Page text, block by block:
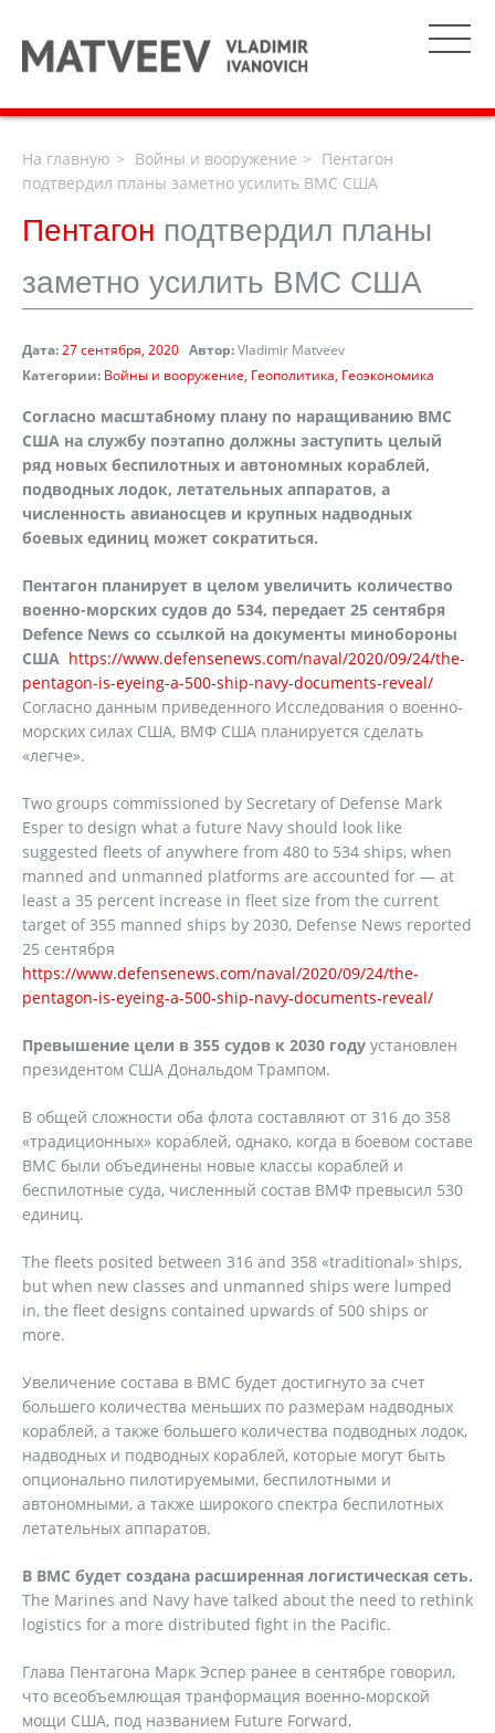
На главную Войны и вооружение
Пентагон
подтвердил планы заметно усилить ВМС США
Пентагон подтвердил планы
заметно усилить ВМС США
Дата:27 сентября, 2020 Автор:Vladimir Matveev
Категории: Войны и вооружение Геополитика Геоэкономика
Согласно масштабному плану по наращиванию ВМС
США на службу поэтапно должны заступить целый
ряд новых беспилотных и автономных кораблей,
подводных лодок, летательных аппаратов, а
численность авианосцев и крупных надводных
боевых единиц может сократиться.
Пентагон планирует в целом увеличить количество
военно-морских судов до 534, передает 25 сентября
Defence News со ссылкой на документы минобороны
США https://www.defensenews.com/naval/2020/09/24/the-
pentagon-is-eyeing-a-500-ship-navy-documents-reveal/
Согласно данным приведенного Исследования о военно-
морских силах США, ВМФ США планируется сделать
«легче».
Two groups commissioned by Secretary of Defense Mark
Esper to design what a future Navy should look like
suggested fleets of anywhere from 480 to 534 ships, when
manned and unmanned platforms are accounted for — at
least a 35 percent increase in fleet size from the current
target of 355 manned ships by 2030, Defense News reported
25 сентября
https://www.defensenews.com/naval/2020/09/24/the-
pentagon-is-eyeing-a-500-ship-navy-documents-reveal/
Превышение цели в 355 судов к 2030 году установлен
президентом США Дональдом Трампом.
В общей сложности оба флота составляют от 316 до 358
«традиционных» кораблей, однако, когда в боевом составе
ВМС были объединены новые классы кораблей и
беспилотные суда, численный состав ВМФ превысил 530
единиц.
The fleets posited between 316 and 358 «traditional» ships,
but when new classes and unmanned ships were lumped
in, the fleet designs contained upwards of 500 ships or
more.
Увеличение состава в ВМС будет достигнуто за счет
большего количества меньших по размерам надводных
кораблей, а также большего количества подводных лодок,
надводных и подводных кораблей, которые могут быть
опционально пилотируемыми, беспилотными и
автономными, а также широкого спектра беспилотных
летательных аппаратов.
В ВМС будет создана расширенная логистическая сеть.
The Marines and Navy have talked about the need to rethink
logistics for a more distributed fight in the Pacific.
Глава Пентагона Марк Эспер ранее в сентябре говорил,
что всеобъемлющая транформация военно-морской
мощи США, под названием Future Forward,